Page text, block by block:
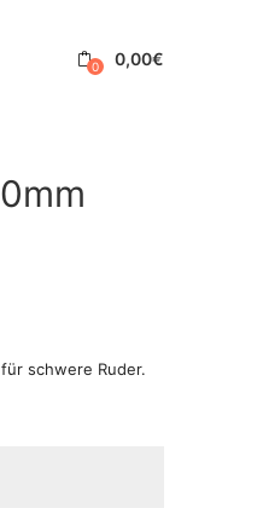
0 0,00€
schwere Ruder.